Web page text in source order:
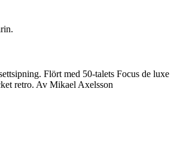
Flört med 50-talets Focus de luxe
retro. Av Mikael Axelsson